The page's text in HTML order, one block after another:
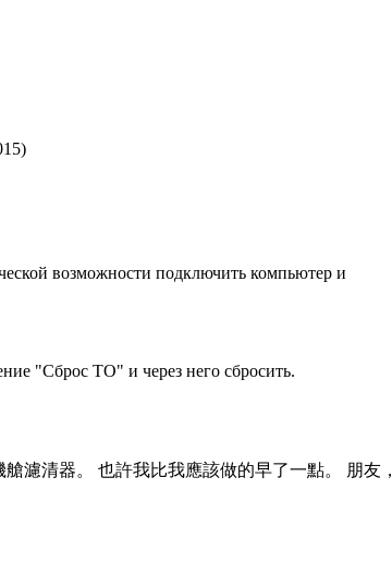
возможности подключить компьютер и
"Сброс ТО" и через него сбросить.
濾清器。 也許我比我應該做的早了一點。 朋友，